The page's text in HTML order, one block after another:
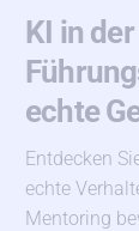
KI in der
echte
Entdecken
echte
Mentoring